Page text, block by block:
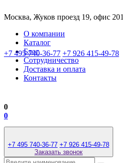
Москва, Жуков проезд 19, офис 201
О компании
Каталог
Блог
Сотрудничество
Доставка и оплата
Контакты
+7 495 740-36-77 +7 926 415-49-78
0
0
+7 495 740-36-77 +7 926 415-49-78
Заказать звонок